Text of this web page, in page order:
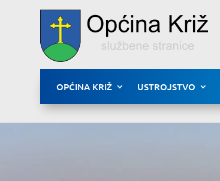
OPĆINA KRIŽ USTROJSTVO